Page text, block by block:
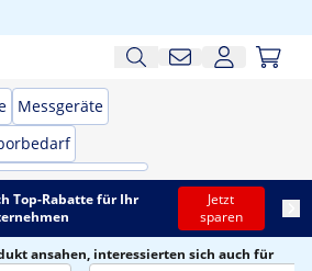
Messgeräte
Top-Rabatte für Ihr
Jetzt
sparen
ansahen, interessierten sich auch für